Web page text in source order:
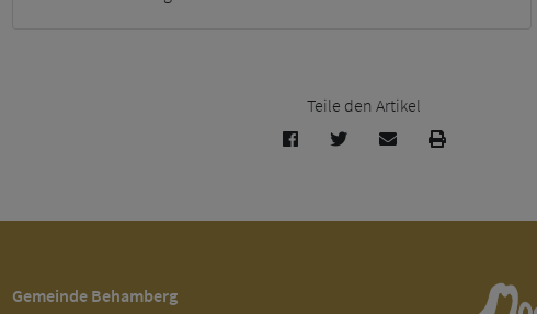
Teile den Artikel
Gemeinde Behamberg